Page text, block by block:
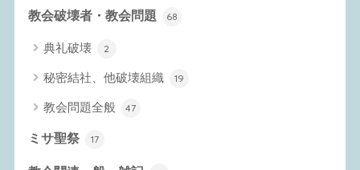
教会破壊者・教会問題 68
典礼破壊 2
秘密結社、他破壊組織 19
教会問題全般 47
ミサ聖祭 17